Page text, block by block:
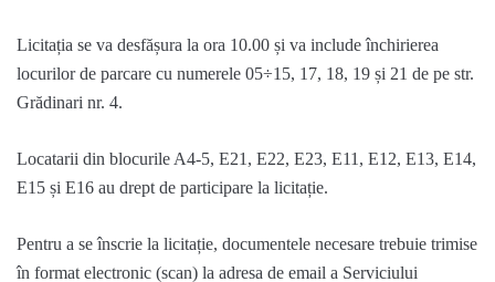
Licitația se va desfășura la ora 10.00 și va include închirierea
locurilor de parcare cu numerele 05÷15, 17, 18, 19 și 21 de pe str.
Grădinari nr. 4.
Locatarii din blocurile A4-5, E21, E22, E23, E11, E12, E13, E14,
E15 și E16 au drept de participare la licitație.
Pentru a se înscrie la licitație, documentele necesare trebuie trimise
în format electronic (scan) la adresa de email a Serviciului